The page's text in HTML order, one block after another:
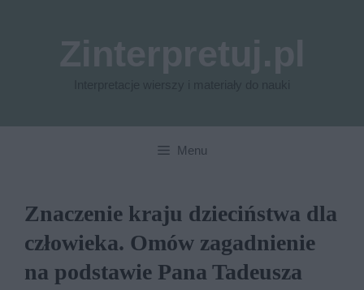
Menu
Znaczenie kraju dzieciństwa dla
człowieka. Omów zagadnienie
na podstawie Pana Tadeusza